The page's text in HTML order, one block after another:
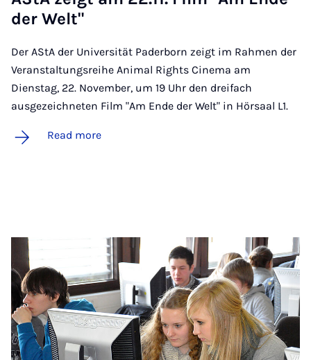
der Welt"
Der AStA der Universität Paderborn zeigt im Rahmen der
Veranstaltungsreihe Animal Rights Cinema am
Dienstag, 22. November, um 19 Uhr den dreifach
ausgezeichneten Film "Am Ende der Welt" in Hörsaal L1.
Read more